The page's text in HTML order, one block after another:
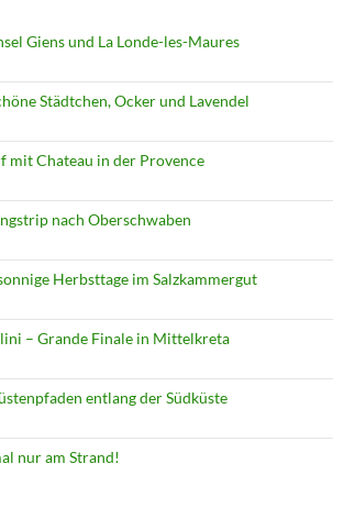
Giens und La Londe-les-Maures
Städtchen, Ocker und Lavendel
mit Chateau in der Provence
nach Oberschwaben
Herbsttage im Salzkammergut
– Grande Finale in Mittelkreta
entlang der Südküste
nur am Strand!